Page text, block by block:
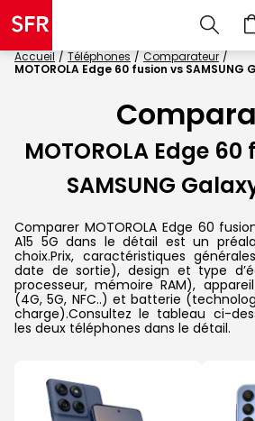
Accueil Téléphones
Comparateur
MOTOROLA Edge 60 fusion vs SAMSUNG
MOTOROLA Edge 60
SAMSUNG
Comparer MOTOROLA Edge 60
A15 5G dans le détail est un
choix.Prix, caractéristiques
date de sortie), design et type
processeur, mémoire RAM),
(4G, 5G, NFC..) et batterie
charge).Consultez le tableau ci-
les deux téléphones dans le détail.